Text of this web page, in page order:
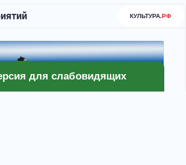
для слабовидящих